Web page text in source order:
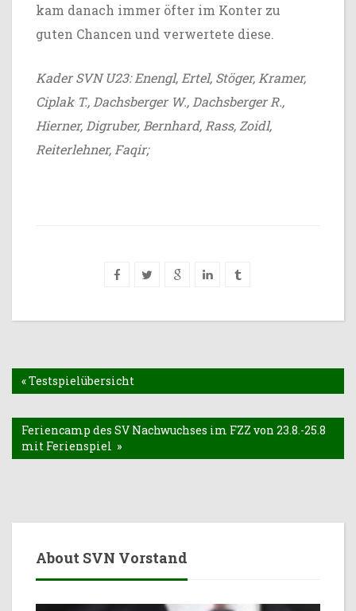
kam danach immer öfter im Konter zu
guten Chancen und verwertete diese.
Kader SVN U23: Enengl, Ertel, Stöger, Kramer,
Ciplak T., Dachsberger W., Dachsberger R.,
Hierner, Digruber, Bernhard, Rass, Zoidl,
Reiterlehner, Faqir;
« Testspielübersicht
Feriencamp des SV Nachwuchses im FZZ von 23.8.-25.8
mit Ferienspiel »
About SVN Vorstand